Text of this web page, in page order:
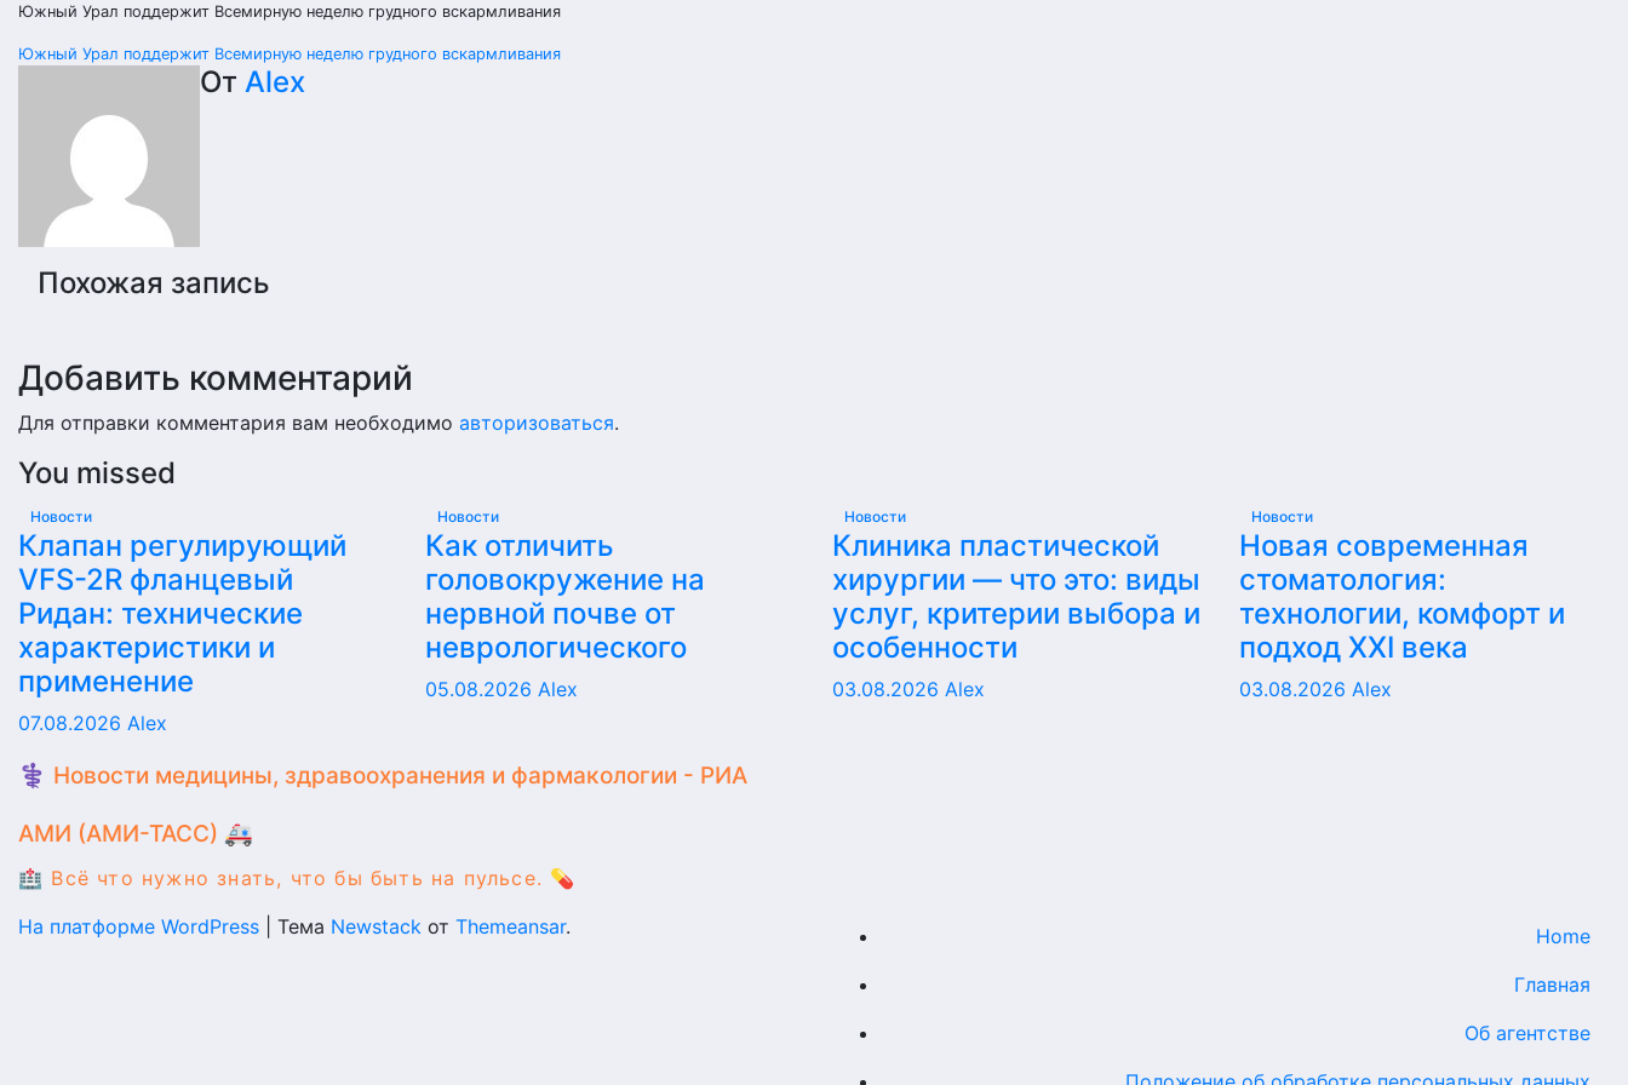
Южный Урал поддержит Всемирную неделю грудного вскармливания
Навигация
записям
Южный Урал поддержит Всемирную неделю грудного вскармливания
От Alex
Похожая запись
Добавить комментарий
Для отправки комментария вам необходимо авторизоваться.
You missed
Новости
Клапан регулирующий
VFS-2R фланцевый
Ридан: технические
характеристики и
применение
07.08.2026 Alex
Новости
Как отличить
головокружение на
нервной почве от
неврологического
05.08.2026 Alex
Новости
Клиника пластической
хирургии — что это: виды
услуг, критерии выбора и
особенности
03.08.2026 Alex
Новости
Новая современная
стоматология:
технологии, комфорт и
подход XXI века
03.08.2026 Alex
⚕️ Новости медицины, здравоохранения и фармакологии - РИА
АМИ (АМИ-ТАСС) 🚑
🏥 Всё что нужно знать, что бы быть на пульсе. 💊
На платформе WordPress
Тема Newstack от Themeansar.
Home
Главная
Об агентстве